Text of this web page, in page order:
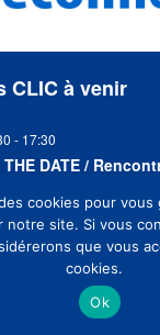
CLIC à venir
- 17:30
THE DATE /
cookies pour vous
notre site. Si vous
que vous
cookies.
Ok